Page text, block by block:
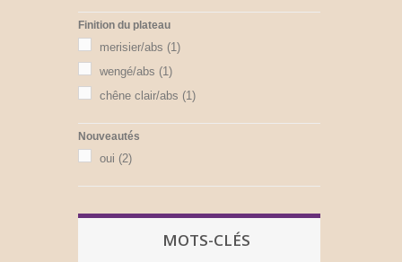
Finition du plateau
merisier/abs (1)
wengé/abs (1)
chêne clair/abs (1)
Nouveautés
oui (2)
MOTS-CLÉS